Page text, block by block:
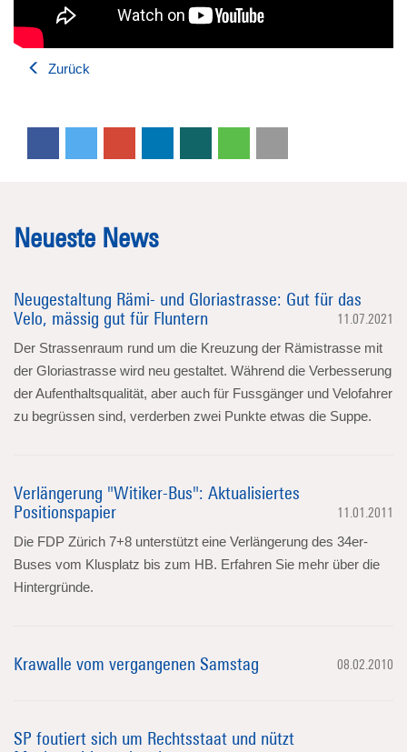
Zurück
Neueste News
Neugestaltung Rämi- und Gloriastrasse: Gut für das
Velo, mässig gut für Fluntern
11.07.2021
Der Strassenraum rund um die Kreuzung der Rämistrasse mit
der Gloriastrasse wird neu gestaltet. Während die Verbesserung
der Aufenthaltsqualität, aber auch für Fussgänger und Velofahrer
zu begrüssen sind, verderben zwei Punkte etwas die Suppe.
Verlängerung "Witiker-Bus": Aktualisiertes
Positionspapier
11.01.2011
Die FDP Zürich 7+8 unterstützt eine Verlängerung des 34er-
Buses vom Klusplatz bis zum HB. Erfahren Sie mehr über die
Hintergründe.
Krawalle vom vergangenen Samstag 08.02.2010
SP foutiert sich um Rechtsstaat und nützt